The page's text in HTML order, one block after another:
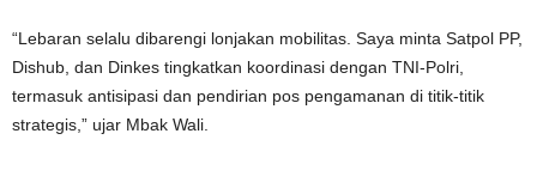
“Lebaran selalu dibarengi lonjakan mobilitas. Saya minta Satpol PP,
Dishub, dan Dinkes tingkatkan koordinasi dengan TNI-Polri,
termasuk antisipasi dan pendirian pos pengamanan di titik-titik
strategis,” ujar Mbak Wali.